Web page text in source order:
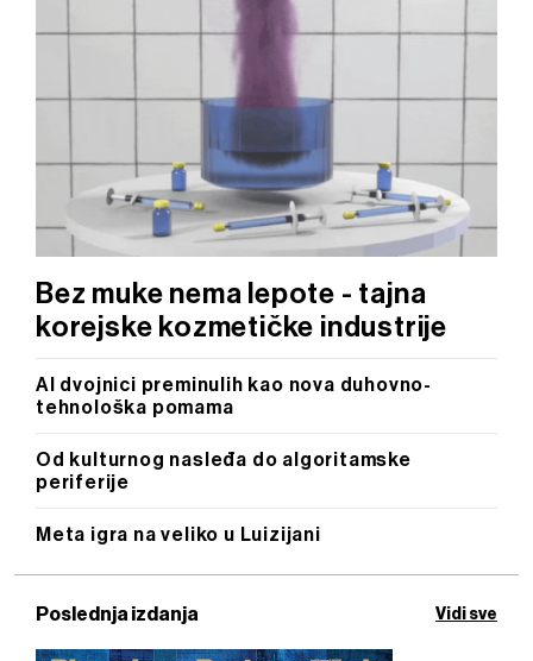
trenutku opozvati bez negativnih posledica.
Bez muke nema lepote - tajna
korejske kozmetičke industrije
AI dvojnici preminulih kao nova duhovno-
tehnološka pomama
Od kulturnog nasleđa do algoritamske
periferije
Meta igra na veliko u Luizijani
Poslednja izdanja Vidi sve